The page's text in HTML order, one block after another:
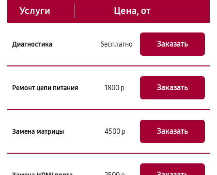
Услуги Цена, от
Диагностика бесплатно Заказать
Ремонт цепи питания 1800 р Заказать
Замена матрицы 4500 р Заказать